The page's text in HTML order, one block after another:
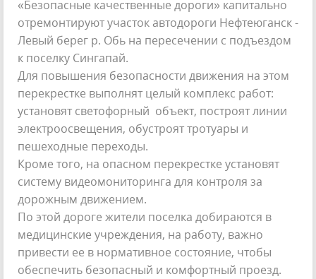
«Безопасные качественные дороги» капитально
отремонтируют участок автодороги Нефтеюганск -
Левый берег р. Обь на пересечении с подъездом
к поселку Сингапай.
Для повышения безопасности движения на этом
перекрестке выполнят целый комплекс работ:
установят светофорный объект, построят линии
электроосвещения, обустроят тротуары и
пешеходные переходы.
Кроме того, на опасном перекрестке установят
систему видеомониторинга для контроля за
дорожным движением.
По этой дороге жители поселка добираются в
медицинские учреждения, на работу, важно
привести ее в нормативное состояние, чтобы
обеспечить безопасный и комфортный проезд.